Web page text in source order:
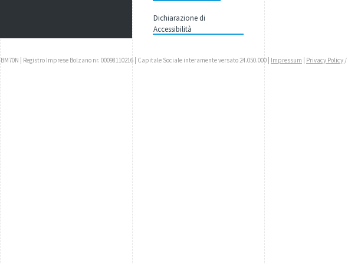
Dichiarazione di
Accessibilità
| Registro Imprese Bolzano nr. 00098110216 | Capitale Sociale interamente versato 24.050.000 | Impressum Privacy Policy /